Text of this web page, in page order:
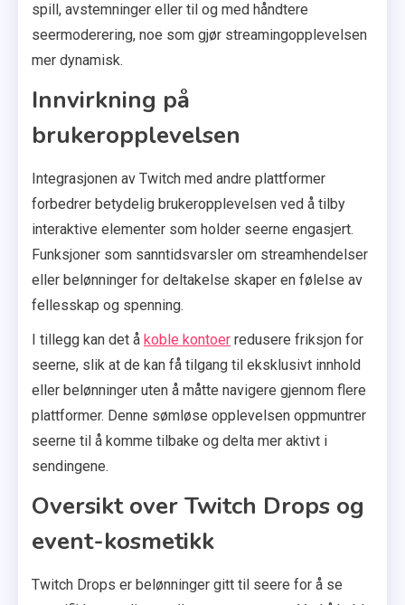
spill, avstemninger eller til og med håndtere
seermoderering, noe som gjør streamingopplevelsen
mer dynamisk.
Innvirkning på
brukeropplevelsen
Integrasjonen av Twitch med andre plattformer
forbedrer betydelig brukeropplevelsen ved å tilby
interaktive elementer som holder seerne engasjert.
Funksjoner som sanntidsvarsler om streamhendelser
eller belønninger for deltakelse skaper en følelse av
fellesskap og spenning.
I tillegg kan det å koble kontoer redusere friksjon for
seerne, slik at de kan få tilgang til eksklusivt innhold
eller belønninger uten å måtte navigere gjennom flere
plattformer. Denne sømløse opplevelsen oppmuntrer
seerne til å komme tilbake og delta mer aktivt i
sendingene.
Oversikt over Twitch Drops og
event-kosmetikk
Twitch Drops er belønninger gitt til seere for å se